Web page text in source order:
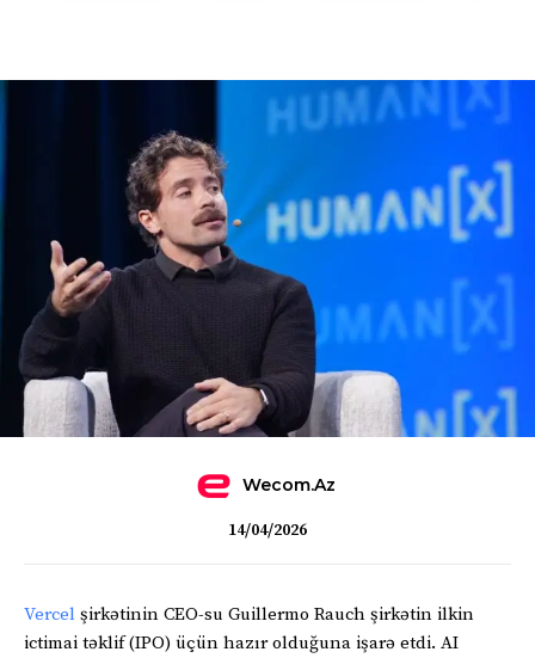
Wecom.az
14/04/2026
Vercel şirkətinin CEO-su Guillermo Rauch şirkətin ilkin
ictimai təklif (IPO) üçün hazır olduğuna işarə etdi. AI